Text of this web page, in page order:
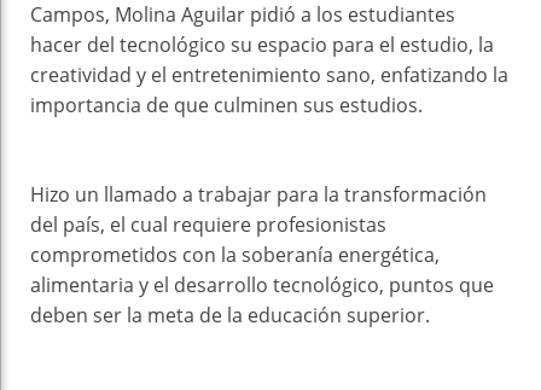
Campos, Molina Aguilar pidió a los estudiantes
hacer del tecnológico su espacio para el estudio, la
creatividad y el entretenimiento sano, enfatizando la
importancia de que culminen sus estudios.
Hizo un llamado a trabajar para la transformación
del país, el cual requiere profesionistas
comprometidos con la soberanía energética,
alimentaria y el desarrollo tecnológico, puntos que
deben ser la meta de la educación superior.